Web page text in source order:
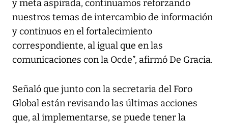
y meta aspirada, continuamos reforzando
nuestros temas de intercambio de información
y continuos en el fortalecimiento
correspondiente, al igual que en las
comunicaciones con la Ocde”, afirmó De Gracia.
Señaló que junto con la secretaria del Foro
Global están revisando las últimas acciones
que, al implementarse, se puede tener la